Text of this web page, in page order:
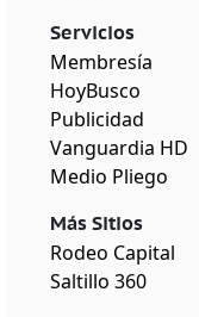
Servicios
Membresía
HoyBusco
Publicidad
Vanguardia HD
Medio Pliego
Más Sitios
Rodeo Capital
Saltillo 360